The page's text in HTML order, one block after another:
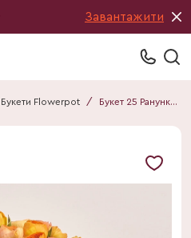
Завантажити
Букети Flowerpot / Букет 25 Ранункулюсів Мікс F708